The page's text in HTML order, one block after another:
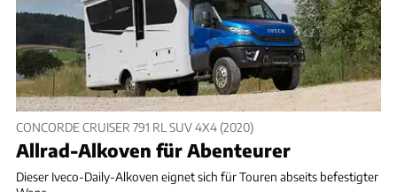
CONCORDE CRUISER 791 RL SUV 4X4 (2020)
Allrad-Alkoven für Abenteurer
Dieser Iveco-Daily-Alkoven eignet sich für Touren abseits befestigter